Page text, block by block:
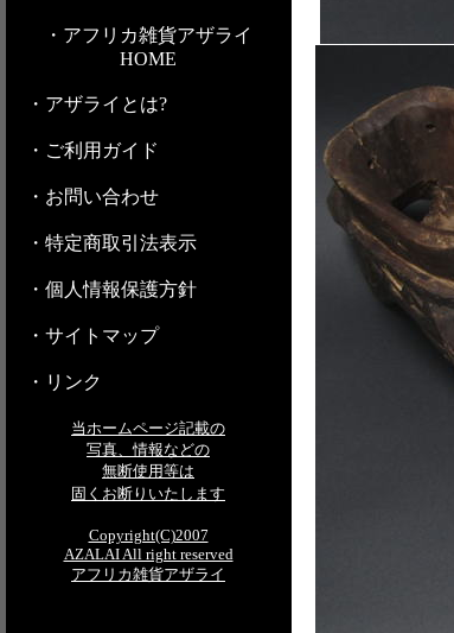
・アフリカ雑貨アザライ
HOME
・アザライとは?
・ご利用ガイド
・お問い合わせ
・特定商取引法表示
・個人情報保護方針
・サイトマップ
・リンク
当ホームページ記載の
写真、情報などの
無断使用等は
固くお断りいたします
Copyright(C)2007
AZALAI All right reserved
アフリカ雑貨アザライ